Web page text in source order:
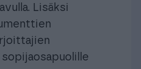
Lisäksi